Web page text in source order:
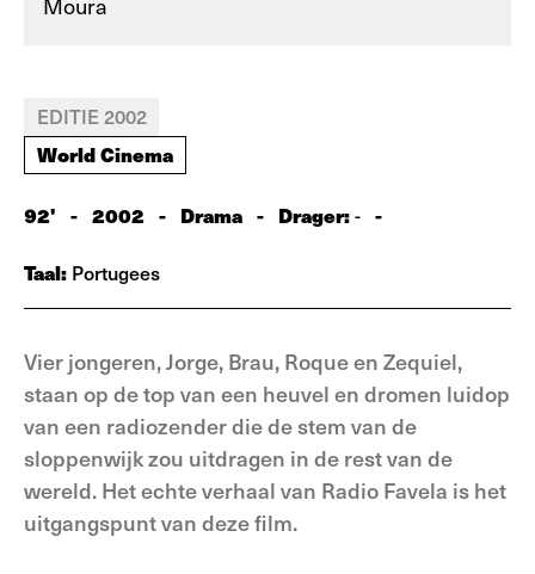
EDITIE 2002
World Cinema
92' - 2002 - Drama - Drager:- -
Taal: Portugees
Vier jongeren, Jorge, Brau, Roque en Zequiel,
staan op de top van een heuvel en dromen luidop
van een radiozender die de stem van de
sloppenwijk zou uitdragen in de rest van de
wereld. Het echte verhaal van Radio Favela is het
uitgangspunt van deze film.